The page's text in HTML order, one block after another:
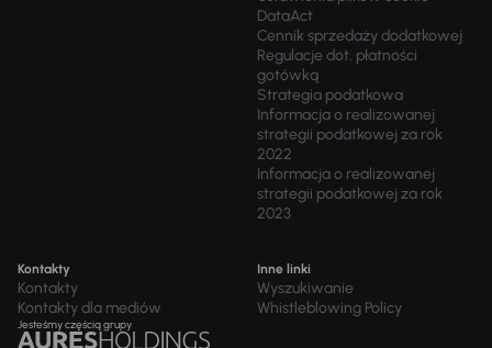
DataAct
Cennik sprzedaży dodatkowej
Regulacje dot. płatności
gotówką
Strategia podatkowa
Informacja o realizowanej
strategii podatkowej za rok
2022
Informacja o realizowanej
strategii podatkowej za rok
2023
Kontakty
Kontakty
Kontakty dla mediów
Inne linki
Wyszukiwanie
Whistleblowing Policy
Jesteśmy częścią grupy